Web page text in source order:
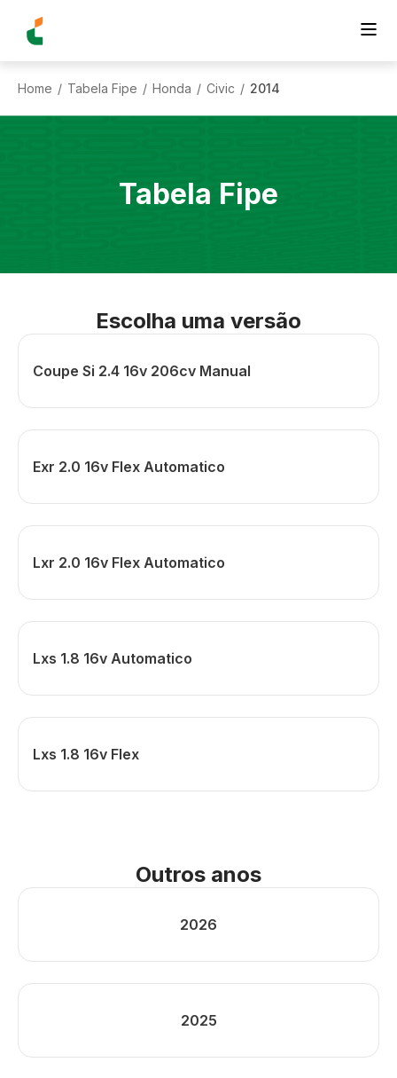
Home / Tabela Fipe / Honda / Civic / 2014
Tabela Fipe
Escolha uma versão
Coupe Si 2.4 16v 206cv Manual
Exr 2.0 16v Flex Automatico
Lxr 2.0 16v Flex Automatico
Lxs 1.8 16v Automatico
Lxs 1.8 16v Flex
Outros anos
2026
2025